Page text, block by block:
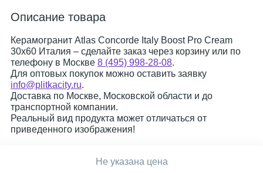
Описание товара
Керамогранит Atlas Concorde Italy Boost Pro Cream
30x60 Италия – сделайте заказ через корзину или по
телефону в Москве 8 (495) 998-28-08.
Для оптовых покупок можно оставить заявку
info@plitkacity.ru.
Доставка по Москве, Московской области и до
транспортной компании.
Реальный вид продукта может отличаться от
приведенного изображения!
Не указана цена